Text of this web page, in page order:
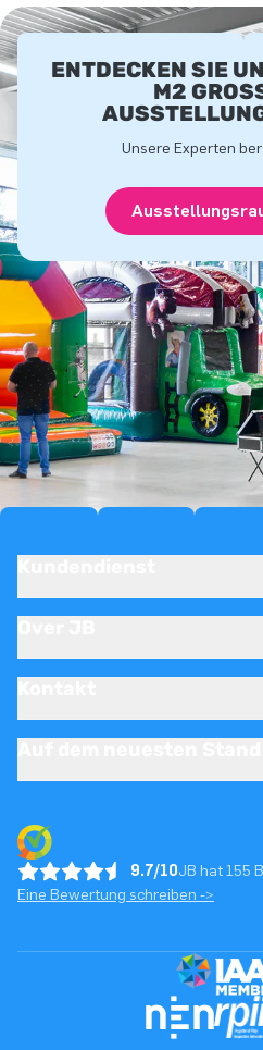
ENTDECKEN SIE
M2
Unsere Experten
9.7/10JB hat 155
Eine Bewertung schreiben ->